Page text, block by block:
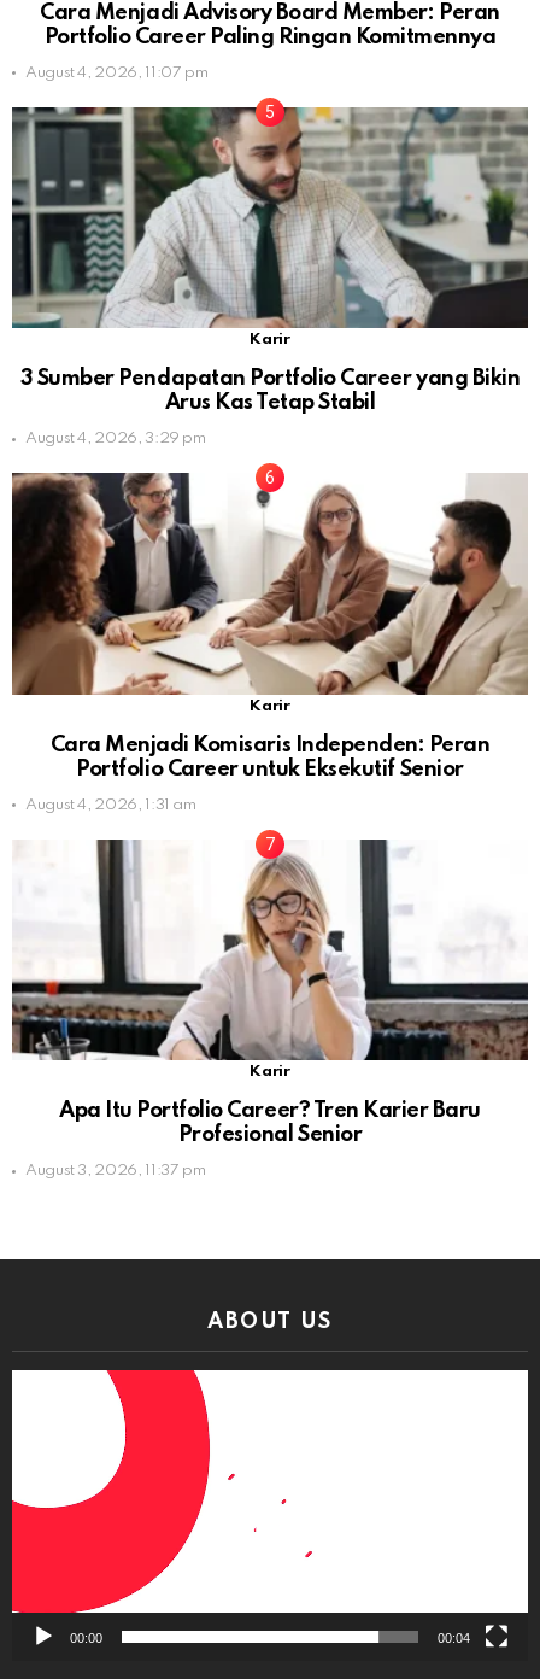
Cara Menjadi Advisory Board Member: Peran
Portfolio Career Paling Ringan Komitmennya
August 4, 2026, 11:07 pm
Karir
3 Sumber Pendapatan Portfolio Career yang Bikin
Arus Kas Tetap Stabil
August 4, 2026, 3:29 pm
Karir
Cara Menjadi Komisaris Independen: Peran
Portfolio Career untuk Eksekutif Senior
August 4, 2026, 1:31 am
Karir
Apa Itu Portfolio Career? Tren Karier Baru
Profesional Senior
August 3, 2026, 11:37 pm
ABOUT US
00:00 00:04